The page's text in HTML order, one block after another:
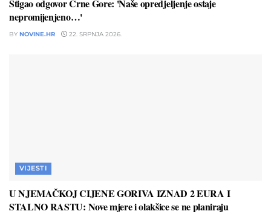
Stigao odgovor Crne Gore: 'Naše opredjeljenje ostaje
nepromijenjeno…'
BY NOVINE.HR 22. SRPNJA 2026.
VIJESTI
U NJEMAČKOJ CIJENE GORIVA IZNAD 2 EURA I
STALNO RASTU: Nove mjere i olakšice se ne planiraju